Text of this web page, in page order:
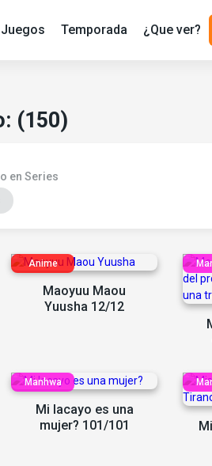
Juegos Temporada ¿Que ver?
(150)
en Series
Maoyuu Maou
Yuusha 12/12
Mi lacayo es una
mujer? 101/101